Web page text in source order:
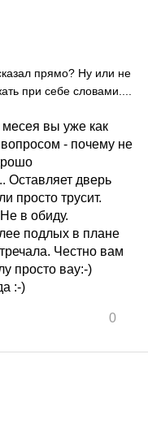
прямо? Ну или не
при себе словами....
месея вы уже как
- почему не
Оставляет дверь
просто трусит.
в обиду.
подлых в плане
Честно вам
просто вау:-)
:-)
0